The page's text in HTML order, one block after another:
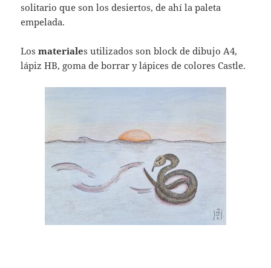
solitario que son los desiertos, de ahí la paleta
empelada.
Losmateriales utilizados son block de dibujo A4,
lápiz HB, goma de borrar y lápices de colores Castle.